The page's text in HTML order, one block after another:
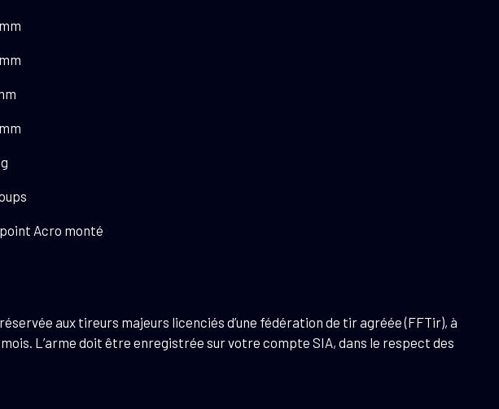
Acro monté
aux tireurs majeurs licenciés d’une fédération de tir agréée (FFTir), à
L’arme doit être enregistrée sur votre compte SIA, dans le respect des